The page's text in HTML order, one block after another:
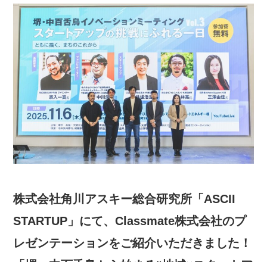
株式会社角川アスキー総合研究所「ASCII
STARTUP」にて、Classmate株式会社のプ
レゼンテーションをご紹介いただきました！